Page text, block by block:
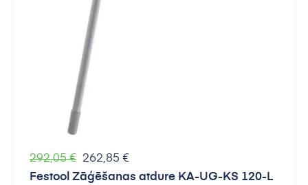
Parastā
cena
292,05 € Cena
262,85 €
Festool Zāģēšanas atdure KA-UG-KS 120-L